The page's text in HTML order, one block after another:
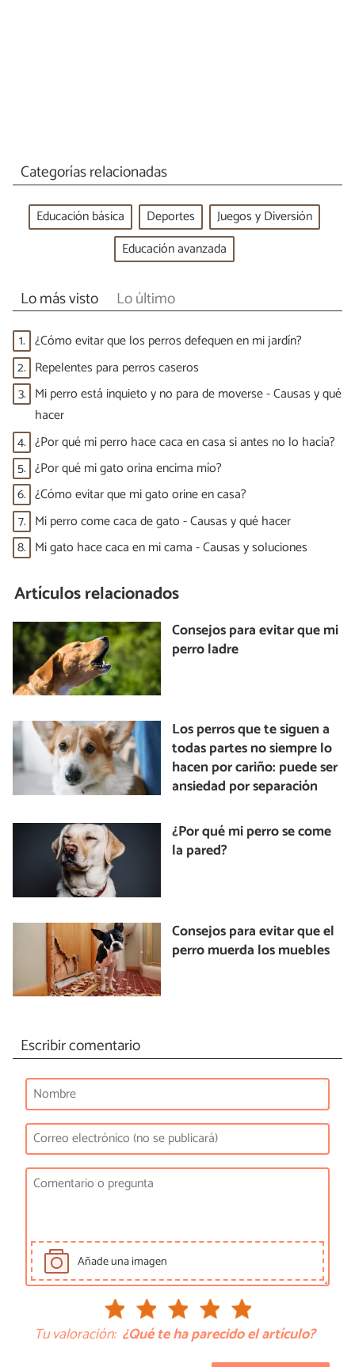
Categorías relacionadas
Educación básica Deportes
Juegos y Diversión
Educación avanzada
Lo más visto Lo último
1. ¿Cómo evitar que los perros defequen en mi jardín?
2. Repelentes para perros caseros
3. Mi perro está inquieto y no para de moverse - Causas y qué
hacer
4. ¿Por qué mi perro hace caca en casa si antes no lo hacía?
5. ¿Por qué mi gato orina encima mío?
6. ¿Cómo evitar que mi gato orine en casa?
7. Mi perro come caca de gato - Causas y qué hacer
8. Mi gato hace caca en mi cama - Causas y soluciones
Artículos relacionados
Consejos para evitar que mi
perro ladre
Los perros que te siguen a
todas partes no siempre lo
hacen por cariño: puede ser
ansiedad por separación
¿Por qué mi perro se come
la pared?
Consejos para evitar que el
perro muerda los muebles
Escribir comentario
Añade una imagen
Tu valoración: ¿Qué te ha parecido el artículo?